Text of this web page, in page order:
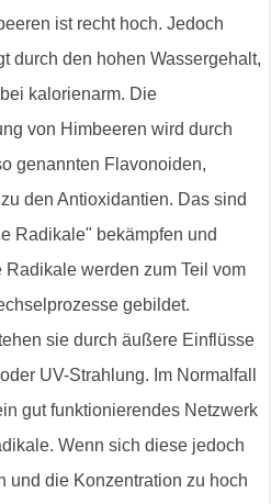
ist recht hoch. Jedoch
durch den hohen Wassergehalt,
kalorienarm. Die
von Himbeeren wird durch
genannten Flavonoiden,
den Antioxidantien. Das sind
Radikale" bekämpfen und
werden zum Teil vom
gebildet.
sie durch äußere Einflüsse
UV-Strahlung. Im Normalfall
gut funktionierendes Netzwerk
Wenn sich diese jedoch
und die Konzentration zu hoch